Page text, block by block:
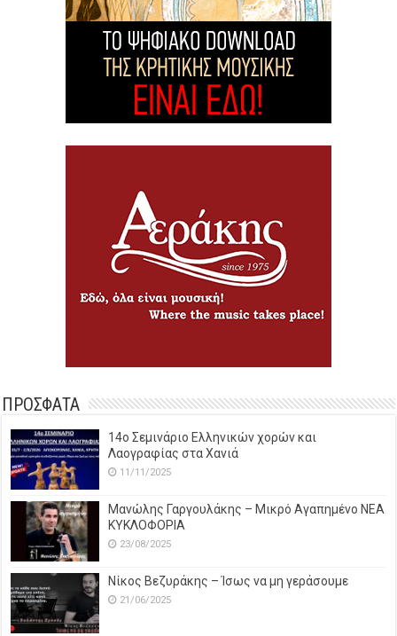
ΠΡΟΣΦΑΤΑ
14o Σεμινάριο Ελληνικών χορών και
Λαογραφίας στα Χανιά
11/11/2025
Μανώλης Γαργουλάκης – Μικρό Αγαπημένο NEΑ
ΚΥΚΛΟΦΟΡΙΑ
23/08/2025
Νίκος Βεζυράκης – Ίσως να μη γεράσουμε
21/06/2025